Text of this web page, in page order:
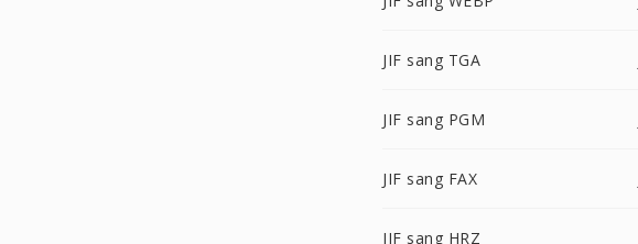
JIF sang TGA
JIF sang PGM
JIF sang FAX
JIF sang HRZ